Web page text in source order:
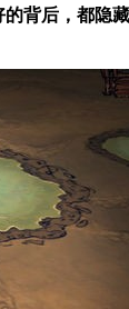
背后，都